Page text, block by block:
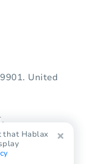
United
that Hablax